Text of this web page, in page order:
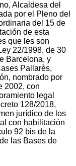
Alcaldesa del
por el Pleno del
del 15 de
de esta
que les son
22/1998, de 30
Barcelona, y
Pallarès,
nombrado por
2002, con
legal
128/2018,
jurídico de los
con habilitación
92 bis de la
las Bases de